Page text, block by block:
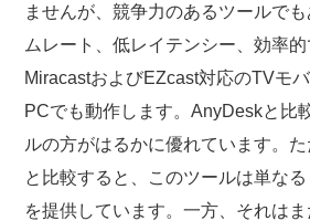
ませんが、競争力のあるツールで
ムレート、低レイテンシー、効率的
MiracastおよびEZcast対応のTVモ
PCでも動作します。AnyDeskと比
ルの方がはるかに優れています。
と比較すると、このツールは単な
を提供しています。一方、それは